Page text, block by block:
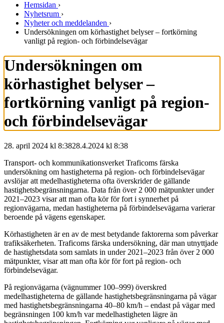
Hemsidan ›
Nyhetsrum ›
Nyheter och meddelanden ›
Undersökningen om körhastighet belyser – fortkörning
vanligt på region- och förbindelsevägar
Undersökningen om
körhastighet belyser –
fortkörning vanligt på region-
och förbindelsevägar
28. april 2024 kl 8:3828.4.2024 kl 8:38
Transport- och kommunikationsverket Traficoms färska
undersökning om hastigheterna på region- och förbindelsevägar
avslöjar att medelhastigheterna ofta överskrider de gällande
hastighetsbegränsningarna. Data från över 2 000 mätpunkter under
2021–2023 visar att man ofta kör för fort i synnerhet på
regionvägarna, medan hastigheterna på förbindelsevägarna varierar
beroende på vägens egenskaper.
Körhastigheten är en av de mest betydande faktorerna som påverkar
trafiksäkerheten. Traficoms färska undersökning, där man utnyttjade
de hastighetsdata som samlats in under 2021–2023 från över 2 000
mätpunkter, visar att man ofta kör för fort på region- och
förbindelsevägar.
På regionvägarna (vägnummer 100–999) överskred
medelhastigheterna de gällande hastighetsbegränsningarna på vägar
med hastighetsbegränsningarna 40–80 km/h – endast på vägar med
begränsningen 100 km/h var medelhastigheten lägre än